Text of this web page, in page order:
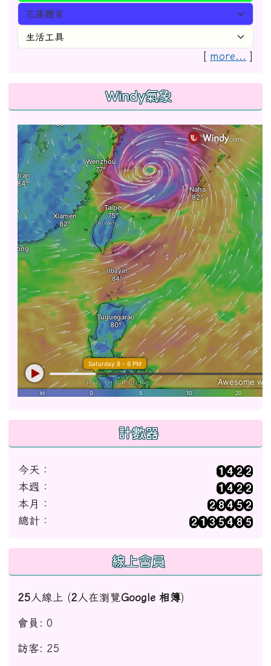
[ more... ]
Windy氣象
計數器
今天：
本週：
本月：
總計：
線上會員
25 人線上 (2 人在瀏覽Google 相簿)
會員: 0
訪客: 25